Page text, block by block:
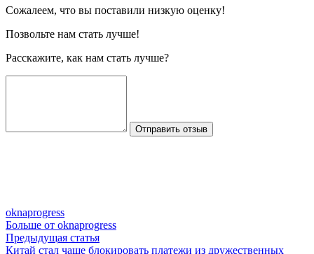
Сожалеем, что вы поставили низкую оценку!
Позвольте нам стать лучше!
Расскажите, как нам стать лучше?
Отправить отзыв
oknaprogress
Больше от oknaprogress
Навигация
Предыдущая статьяПредыдущая
статья:
Китай стал чаще блокировать платежи из дружественных